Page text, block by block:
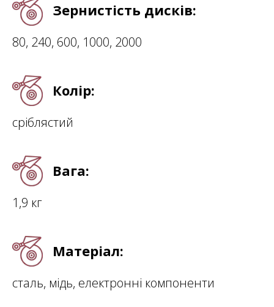
Зернистість дисків:
80, 240, 600, 1000, 2000
Колір:
сріблястий
Вага:
1,9 кг
Матеріал:
сталь, мідь, електронні компоненти